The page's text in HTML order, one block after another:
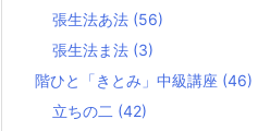
張生法あ法 (56)
張生法ま法 (3)
階ひと「きとみ」中級講座 (46)
立ちの二 (42)